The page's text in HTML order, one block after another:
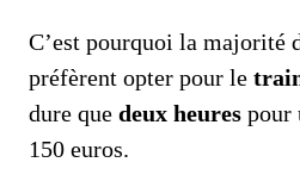
C’est pourquoi la majorité
préfèrent opter pour le
dure que deux heures pour
150 euros.